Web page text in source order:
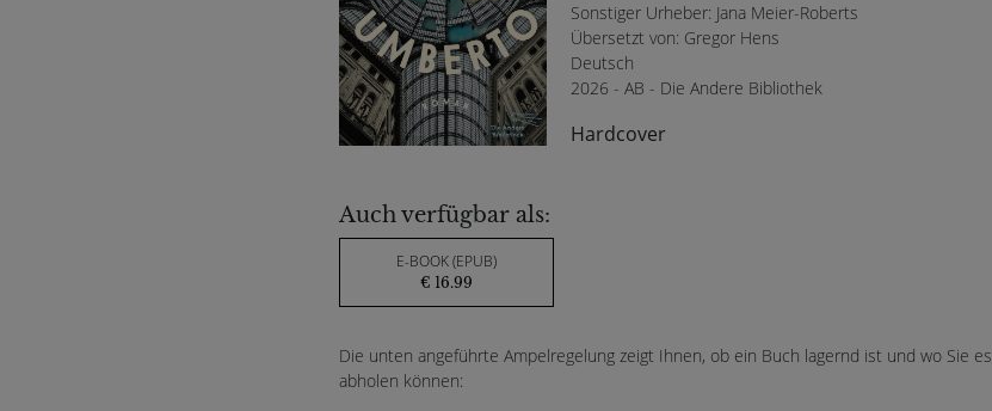
Sonstiger Urheber: Jana Meier-Roberts
Übersetzt von: Gregor Hens
Deutsch
2026 - AB - Die Andere Bibliothek
Hardcover
Auch verfügbar als:
E-BOOK (EPUB)
€ 16.99
Die unten angeführte Ampelregelung zeigt Ihnen, ob ein Buch lagernd ist und wo Sie es
abholen können: